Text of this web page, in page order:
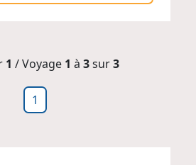
1 / Voyage 1 à 3sur3
1